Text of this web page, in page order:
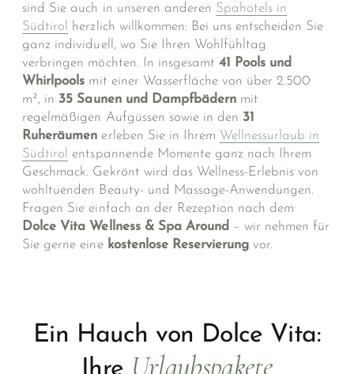
sind Sie auch in unseren anderen Spahotels in
Südtirol
herzlich willkommen: Bei uns entscheiden Sie
ganz individuell, wo Sie Ihren Wohlfühltag
verbringen möchten. In insgesamt 41 Pools und
Whirlpools mit einer Wasserfläche von über 2.500
m², in 35 Saunen und Dampfbädernmit
regelmäßigen Aufgüssen sowie in den 31
Ruheräumen erleben Sie in Ihrem Wellnessurlaub in
Südtirol
entspannende Momente ganz nach Ihrem
Geschmack. Gekrönt wird das Wellness-Erlebnis von
wohltuenden Beauty- und Massage-Anwendungen.
Fragen Sie einfach an der Rezeption nach dem
Dolce Vita Wellness & Spa Around – wir nehmen für
Sie gerne eine kostenlose Reservierung vor.
Ein Hauch von Dolce Vita:
Urlaubspakete